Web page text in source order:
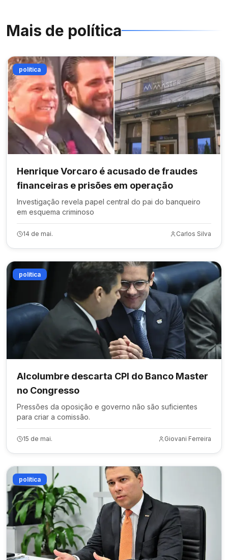
Mais de política
política
Henrique Vorcaro é acusado de fraudes
financeiras e prisões em operação
Investigação revela papel central do pai do banqueiro
em esquema criminoso
14 de mai. Carlos Silva
política
Alcolumbre descarta CPI do Banco Master
no Congresso
Pressões da oposição e governo não são suficientes
para criar a comissão.
15 de mai. Giovani Ferreira
política